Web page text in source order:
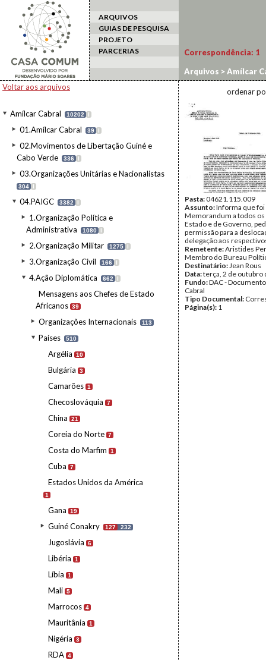
ARQUIVOS
GUIAS DE PESQUISA
PROJETO
PARCERIAS
Voltar aos arquivos
Amílcar Cabral 10202 I
01.Amílcar Cabral 39 I
02.Movimentos de Libertação Guiné e
Cabo Verde
336 I
03.Organizações Unitárias e Nacionalistas
304 I
04.PAIGC 3382 I
1.Organização Política e
Administrativa
1080 I
2.Organização Militar 1275 I
3.Organização Civil 166 I
4.Ação Diplomática 662 I
Mensagens aos Chefes de Estado
Africanos 39
Organizações Internacionais 113
Países 510
Argélia 10
Bulgária 3
Camarões 1
Checoslováquia 7
China 21
Coreia do Norte 7
Costa do Marfim 1
Cuba 7
Estados Unidos da América
1
Gana 19
Guiné Conakry 127 232
Jugoslávia 6
Libéria 1
Líbia 1
Mali 5
Marrocos 4
Mauritânia 1
Nigéria 3
RDA 4
Correspondência: 1
Arquivos >Amílcar
ordenar
Pasta:04621.115.009
Assunto:Informa que
Memorandum a todos
Estado e de Governo,
permissão para a
delegação aos
Remetente:Aristides
Membro do Bureau
Destinatário:Jean Rous
Data:terça, 2 de outubro
Fundo:DAC -
Cabral
Tipo Documental:
Página(s): 1